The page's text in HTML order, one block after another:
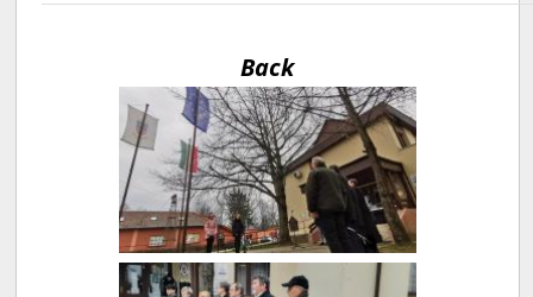
Back